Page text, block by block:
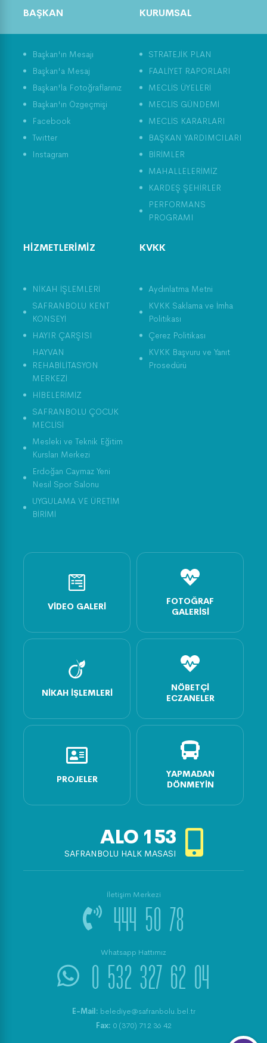
BAŞKAN
Başkan'ın Mesajı
Başkan'a Mesaj
Başkan'la Fotoğraflarınız
Başkan'ın Özgeçmişi
Facebook
Twitter
Instagram
KURUMSAL
STRATEJİK PLAN
FAALİYET RAPORLARI
MECLİS ÜYELERİ
MECLİS GÜNDEMİ
MECLİS KARARLARI
BAŞKAN YARDIMCILARI
BİRİMLER
MAHALLELERİMİZ
KARDEŞ ŞEHİRLER
PERFORMANS
PROGRAMI
HİZMETLERİMİZ
NİKAH İŞLEMLERİ
SAFRANBOLU KENT
KONSEYİ
HAYIR ÇARŞISI
HAYVAN
REHABİLİTASYON
MERKEZİ
HİBELERİMİZ
SAFRANBOLU ÇOCUK
MECLİSİ
Mesleki ve Teknik Eğitim
Kursları Merkezi
Erdoğan Caymaz Yeni
Nesil Spor Salonu
UYGULAMA VE ÜRETİM
BİRİMİ
KVKK
Aydınlatma Metni
KVKK Saklama ve İmha
Politikası
Çerez Politikası
KVKK Başvuru ve Yanıt
Prosedürü
VIDEO GALERI
FOTOĞRAF
GALERISI
NIKAH İŞLEMLERI
NÖBETÇI
ECZANELER
PROJELER
YAPMADAN
DÖNMEYIN
ALO 153
SAFRANBOLU HALK MASASI
İletişim Merkezi
444 50 78
Whatsapp Hattımız
0 532 327 62 04
E-Mail: belediye@safranbolu.bel.tr
Fax: 0 (370) 712 36 42